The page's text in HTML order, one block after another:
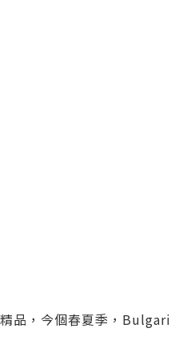
品，今個春夏季，Bulgari